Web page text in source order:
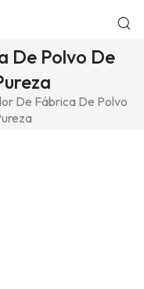
De Polvo De
De Fábrica De Polvo